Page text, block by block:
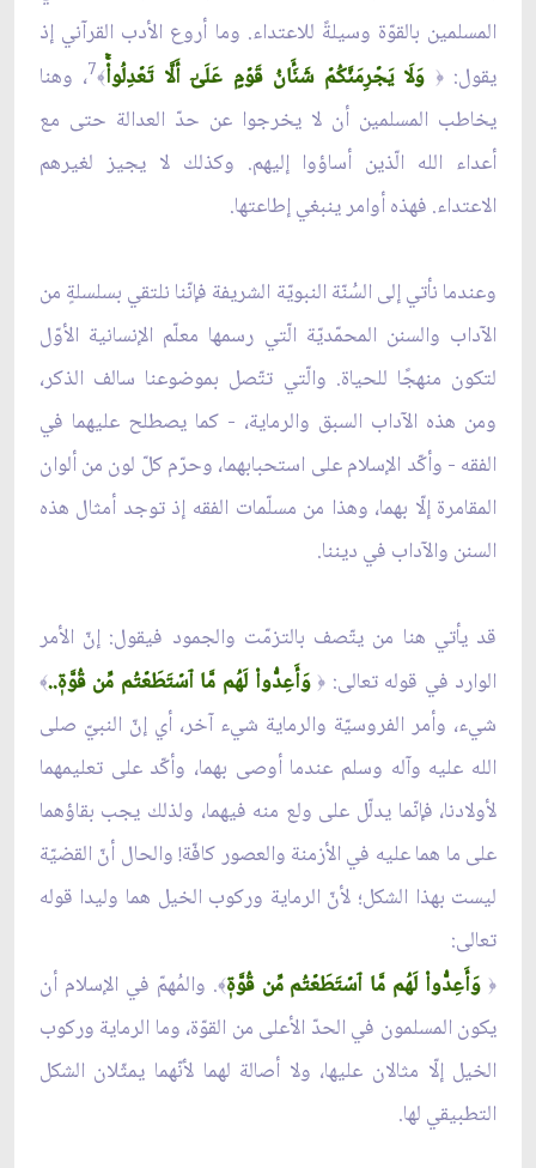
المسلمين بالقوّة وسيلةً للاعتداء. وما أروع الأدب القرآني إذ
يقول:﴿ وَلَا يَجۡرِمَنَّكُمۡ شَنَ‍َٔانُ قَوۡمٍ عَلَىٰٓ أَلَّا تَعۡدِلُواْۚ﴾7، وهنا
يخاطب المسلمين أن لا يخرجوا عن حدّ العدالة حتى مع
أعداء الله الّذين أساؤوا إليهم. وكذلك لا يجيز لغيرهم
الاعتداء. فهذه أوامر ينبغي إطاعتها.
وعندما نأتي إلى السُنّة النبويّة الشريفة فإنّنا نلتقي بسلسلةٍ من
الآداب والسنن المحمّديّة الّتي رسمها معلّم الإنسانية الأوّل
لتكون منهجًا للحياة. والّتي تتّصل بموضوعنا سالف الذكر،
ومن هذه الآداب السبق والرماية، - كما يصطلح عليهما في
الفقه - وأكّد الإسلام على استحبابهما، وحرّم كلّ لون من ألوان
المقامرة إلّا بهما، وهذا من مسلّمات الفقه إذ توجد أمثال هذه
السنن والآداب في ديننا.
قد يأتي هنا من يتّصف بالتزمّت والجمود فيقول: إنّ الأمر
الوارد في قوله تعالى: ﴿ وَأَعِدُّواْ لَهُم مَّا ٱسۡتَطَعۡتُم مِّن قُوَّةٖ..﴾
شيء، وأمر الفروسيّة والرماية شيء آخر، أي إنّ النبيّ صلى
الله عليه وآله وسلم عندما أوصى بهما، وأكّد على تعليمهما
لأولادنا، فإنّما يدلّل على ولع منه فيهما، ولذلك يجب بقاؤهما
على ما هما عليه في الأزمنة والعصور كافّة! والحال أنّ القضيّة
ليست بهذا الشكل؛ لأنّ الرماية وركوب الخيل هما وليدا قوله
تعالى:
﴿ وَأَعِدُّواْ لَهُم مَّا ٱسۡتَطَعۡتُم مِّن قُوَّةٖ﴾. والمُهمّ في الإسلام أن
يكون المسلمون في الحدّ الأعلى من القوّة، وما الرماية وركوب
الخيل إلّا مثالان عليها، ولا أصالة لهما لأنّهما يمثّلان الشكل
التطبيقي لها.